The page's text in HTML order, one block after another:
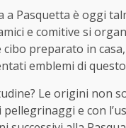
Pasquetta è oggi
e comitive si
preparato in
emblemi di
Le origini non
e con